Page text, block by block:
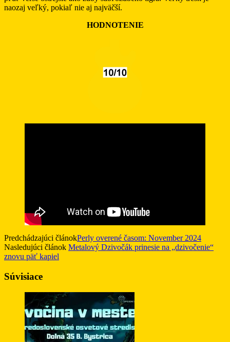
naozaj veľký, pokiaľ nie aj najväčší.
HODNOTENIE
Predchádzajúci článokPerly overené časom: November 2024
Nasledujúci článok Metalový Dzivočák prinesie na „dzivočenie“
znovu päť kapiel
Súvisiace